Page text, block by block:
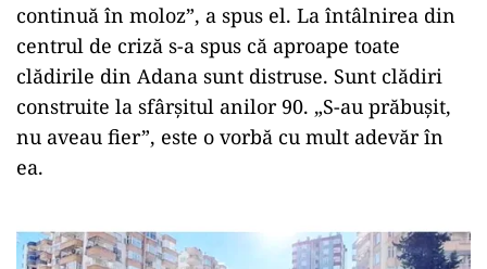
continuă în moloz”, a spus el. La întâlnirea din
centrul de criză s-a spus că aproape toate
clădirile din Adana sunt distruse. Sunt clădiri
construite la sfârșitul anilor 90. „S-au prăbușit,
nu aveau fier”, este o vorbă cu mult adevăr în
ea.